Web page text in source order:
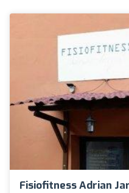
Fisiofitness Adrian